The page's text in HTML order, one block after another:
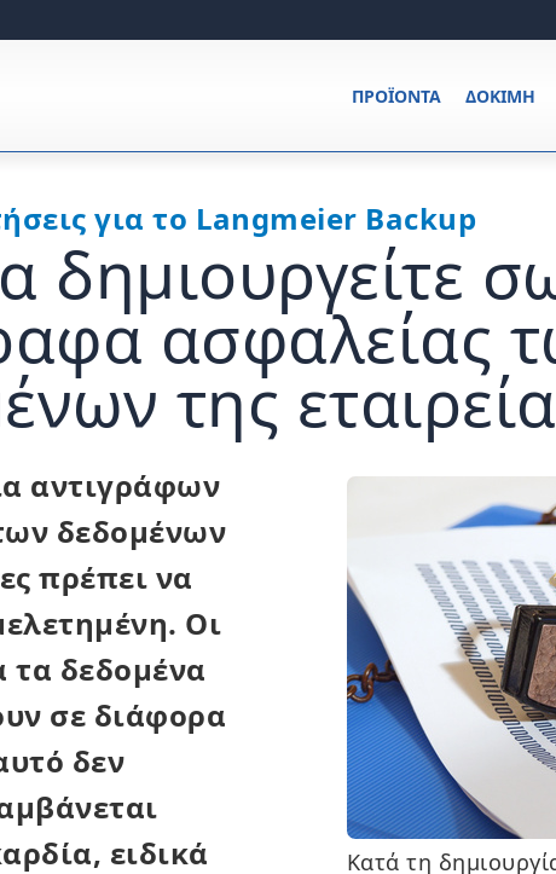
ΔΟΚΙΜΉ
ΠΡΟΪΌΝΤΑ
για το Langmeier Backup
δημιουργείτε
ασφαλείας
της
Κατά τη
αντιγράφων
δεδομένων
πρέπει να
Οι
τα δεδομένα
σε διάφορα
δεν
ειδικά